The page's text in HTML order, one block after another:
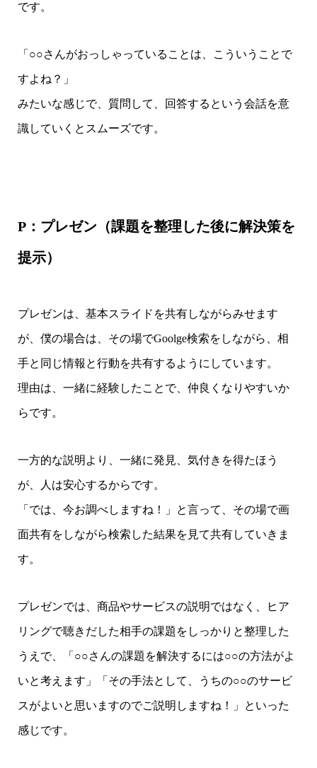
です。
「○○さんがおっしゃっていることは、こういうことで
すよね？」
みたいな感じで、質問して、回答するという会話を意
識していくとスムーズです。
P：プレゼン（課題を整理した後に解決策を
提示）
プレゼンは、基本スライドを共有しながらみせます
が、僕の場合は、その場でGoolge検索をしながら、相
手と同じ情報と行動を共有するようにしています。
理由は、一緒に経験したことで、仲良くなりやすいか
らです。
一方的な説明より、一緒に発見、気付きを得たほう
が、人は安心するからです。
「では、今お調べしますね！」と言って、その場で画
面共有をしながら検索した結果を見て共有していきま
す。
プレゼンでは、商品やサービスの説明ではなく、ヒア
リングで聴きだした相手の課題をしっかりと整理した
うえで、「○○さんの課題を解決するには○○の方法がよ
いと考えます」「その手法として、うちの○○のサービ
スがよいと思いますのでご説明しますね！」といった
感じです。